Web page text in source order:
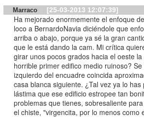
Marraco [25-03-2013 12:07:39]
Ha mejorado enormemente el enfoque de la cam. No es que quiera volver
loco a BernardoNavia diciéndole que
arriba o abajo, porque ya sé la gran
que le está dando la cam. Mi crítica
girar unos pocos grados hacia el oeste
horrible primer edifico medio ruinoso?
izquierdo del encuadre coincida
casa blanca siguiente. ¿Tal vez ya lo
lástima que ese edificio estropee tan
problemas que tienes, sobresaliente
el chiste, "virgencita, por lo menos como